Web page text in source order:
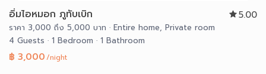
อิ่มไอหมอก ภูทับเบิก 5.00
ราคา 3,000 ถึง 5,000 บาท · Entire home,Private room
4 Guests· 1 Bedroom· 1 Bathroom
฿ 3,000/night